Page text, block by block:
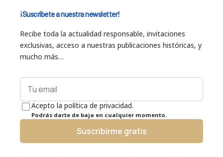
¡Suscríbete a nuestra newsletter!
Recibe toda la actualidad responsable, invitaciones
exclusivas, acceso a nuestras publicaciones históricas, y
mucho más…
Acepto la política de privacidad.
Podrás darte de baja en cualquier momento.
Suscribirme gratis